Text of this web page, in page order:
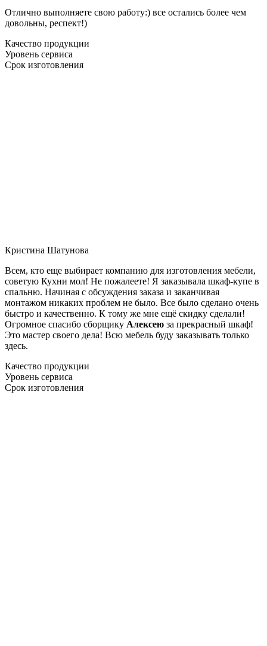
Отлично выполняете свою работу:) все остались более чем
довольны, респект!)
Качество продукции
Уровень сервиса
Срок изготовления
Кристина Шатунова
Всем, кто еще выбирает компанию для изготовления мебели,
советую Кухни мол! Не пожалеете! Я заказывала шкаф-купе в
спальню. Начиная с обсуждения заказа и заканчивая
монтажом никаких проблем не было. Все было сделано очень
быстро и качественно. К тому же мне ещё скидку сделали!
Огромное спасибо сборщику Алексею за прекрасный шкаф!
Это мастер своего дела! Всю мебель буду заказывать только
здесь.
Качество продукции
Уровень сервиса
Срок изготовления